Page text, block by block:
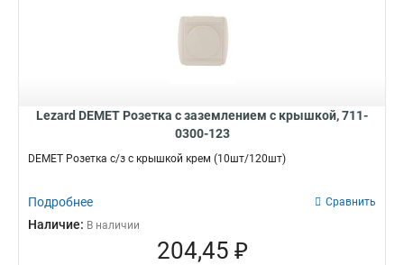
Lezard DEMET Розетка с заземлением с крышкой, 711-
0300-123
DEMET Розетка с/з с крышкой крем (10шт/120шт)
Подробнее Сравнить
Наличие: В наличии
204,45 ₽